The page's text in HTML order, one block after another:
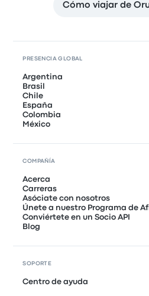
Cómo viajar de
PRESENCIA GLOBAL
Argentina
Brasil
Chile
España
Colombia
México
COMPAÑÍA
Acerca
Carreras
Asóciate con nosotros
Únete a nuestro Programa de
Conviértete en un Socio API
Blog
SOPORTE
Centro de ayuda